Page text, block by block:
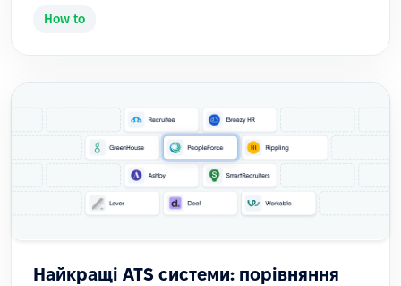
How to
Найкращі ATS системи: порівняння